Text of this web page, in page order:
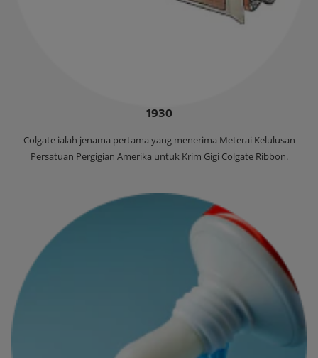
1930
‌Colgate ialah jenama pertama yang menerima Meterai Kelulusan
Persatuan Pergigian Amerika untuk Krim Gigi Colgate Ribbon.